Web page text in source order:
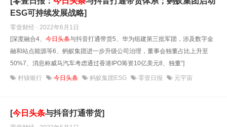
ESG可持续发展战略]
零壹财经 · 2022年6月1日
[深度融合4、 今日头条与抖音打通带货5、华为组建第三批军团，涉及数字金
融和站点能源等6、蚂蚁集团进一步升级公司治理，董事会独董占比上升至
50%7、消息称威马汽车考虑通过香港IPO筹资10亿美元8、独董“]
村镇银行 今日头条 蚂蚁集团ESG 零壹日报 元宇宙
[今日头条与抖音打通带货]